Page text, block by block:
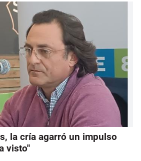
la cría agarró un impulso
visto"